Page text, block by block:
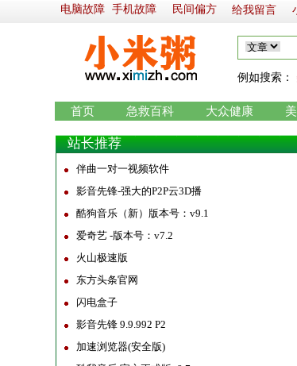
首页 急救百科 大众健康
手机故障 民间偏方 给我留言
例如搜索：
电脑故障
站长推荐
伴曲一对一视频软件
影音先锋-强大的P2P云3D播
酷狗音乐（新）版本号：v9.1
爱奇艺 -版本号：v7.2
火山极速版
东方头条官网
闪电盒子
影音先锋 9.9.992 P2
加速浏览器(安全版)